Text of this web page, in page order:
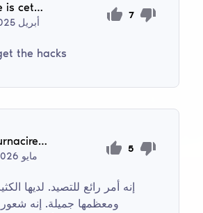
tage is cething
أبريل
7
the hacks
xxpurnacireiss
مايو
5
إنه أمر رائع للتصيد. لديها
ومعظمها جميلة. إنه